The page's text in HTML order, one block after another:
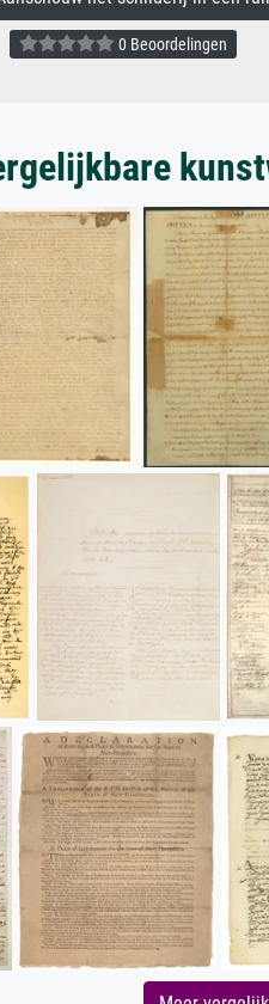
0 Beoordelingen